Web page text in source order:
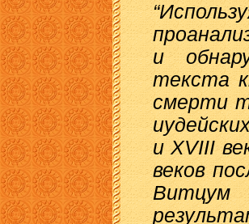
и
текста
смерти
и XVIII
веков
Витцум